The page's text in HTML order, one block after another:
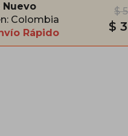
Nuevo
Colombia
Rápido
$
$